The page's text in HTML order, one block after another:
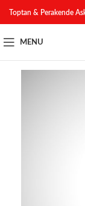
Toptan & Perakende
MENU